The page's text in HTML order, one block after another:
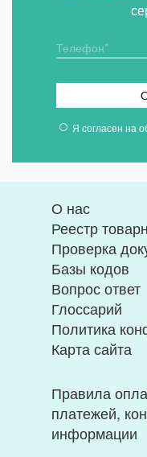
Я согласен на
О нас
Реестр
Проверка
Базы кодов
Вопрос ответ
Глоссарий
Политика
Карта сайта
Правила
платежей,
информации